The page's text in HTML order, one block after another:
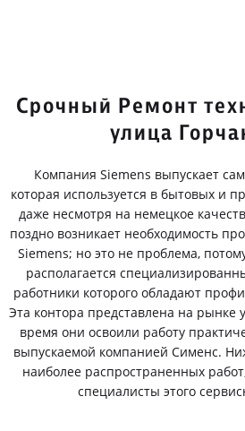
Срочный Ремонт
улица
Компания Siemens выпускает
которая используется в бытовых и
даже несмотря на немецкое
поздно возникает необходимость
Siemens; но это не проблема,
располагается
работники которого обладают
Эта контора представлена на рынке
время они освоили работу
выпускаемой компанией Сименс.
наиболее распространенных
специалисты этого